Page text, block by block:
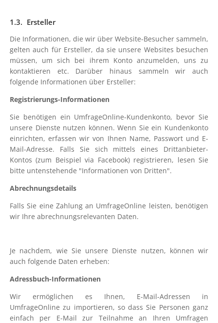
Ersteller
Die Informationen, die wir über Website-Besucher sammeln,
gelten auch für Ersteller, da sie unsere Websites besuchen
müssen, um sich bei ihrem Konto anzumelden, uns zu
kontaktieren etc. Darüber hinaus sammeln wir auch
folgende Informationen über Ersteller:
Registrierungs-Informationen
Sie benötigen ein UmfrageOnline-Kundenkonto, bevor Sie
unsere Dienste nutzen können. Wenn Sie ein Kundenkonto
einrichten, erfassen wir von Ihnen Name, Passwort und E-
Mail-Adresse. Falls Sie sich mittels eines Drittanbieter-
Kontos (zum Beispiel via Facebook) registrieren, lesen Sie
bitte untenstehende "Informationen von Dritten".
Abrechnungsdetails
Falls Sie eine Zahlung an UmfrageOnline leisten, benötigen
wir Ihre abrechnungsrelevanten Daten.
Je nachdem, wie Sie unsere Dienste nutzen, können wir
auch folgende Daten erheben:
Adressbuch-Informationen
Wir ermöglichen es Ihnen, E-Mail-Adressen in
UmfrageOnline zu importieren, so dass Sie Personen ganz
einfach per E-Mail zur Teilnahme an Ihren Umfragen